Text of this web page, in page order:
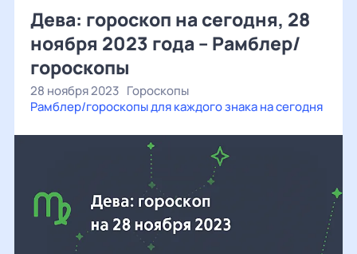
Дева: гороскоп на сегодня, 28
ноября 2023 года – Рамблер/
гороскопы
28 ноября 2023 Гороскопы
Рамблер/гороскопы для каждого знака на сегодня